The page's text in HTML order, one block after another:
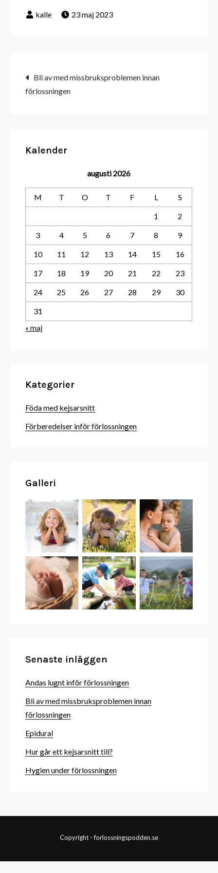
23 maj 2023
Inläggsnavigering
Bli av med missbruksproblemen innan
förlossningen
Kalender
augusti 2026
M T O T F L S
1 2
3 4 5 6 7 8 9
10 11 12 13 14 15 16
17 18 19 20 21 22 23
24 25 26 27 28 29 30
31
« maj
Kategorier
Föda med kejsarsnitt
Förberedelser inför förlossningen
Galleri
Senaste inläggen
Andas lugnt inför förlossningen
Bli av med missbruksproblemen innan
förlossningen
Epidural
Hur går ett kejsarsnitt till?
Hygien under förlossningen